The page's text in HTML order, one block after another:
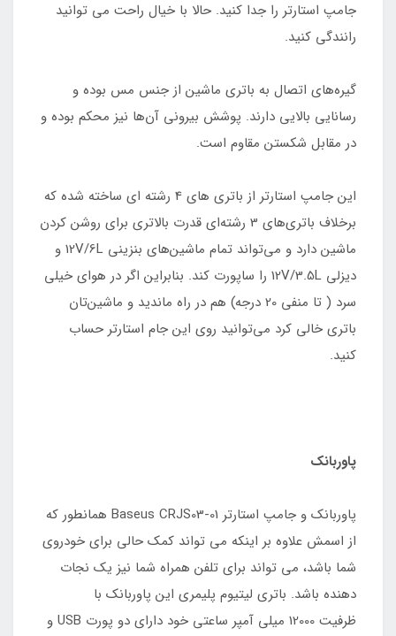
جامپ استارتر را جدا کنید. حالا با خیال راحت می توانید
رانندگی کنید.
گیره‌های اتصال به باتری ماشین از جنس مس بوده و
رسانایی بالایی دارند. پوشش بیرونی آن‌ها نیز محکم بوده و
در مقابل شکستن مقاوم است.
این جامپ استارتر از باتری های 4 رشته ‌ای ساخته شده که
برخلاف باتری‌های 3 رشته‌ای قدرت بالاتری برای روشن کردن
ماشین دارد و می‌تواند تمام ماشین‌های بنزینی 12V/6L و
دیزلی 12V/3.5L را ساپورت کند. بنابراین اگر در هوای خیلی
سرد ( تا منفی 20 درجه) هم در راه ماندید و ماشین‌تان
باتری خالی کرد می‌توانید روی این جام استارتر حساب
کنید.
پاوربانک
پاوربانک و جامپ استارتر Baseus CRJS03-01 همانطور که
از اسمش علاوه بر اینکه می تواند کمک حالی برای خودروی
شما باشد، می تواند برای تلفن همراه شما نیز یک نجات
دهنده باشد. باتری لیتیوم پلیمری این پاوربانک با
ظرفیت 12000 میلی آمپر ساعتی خود دارای دو پورت USB و